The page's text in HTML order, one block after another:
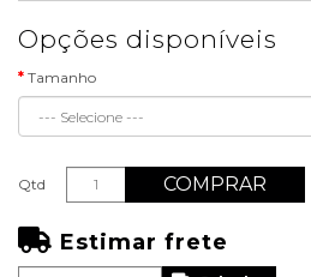
Opções disponíveis
Tamanho
Qtd COMPRAR
Estimar frete